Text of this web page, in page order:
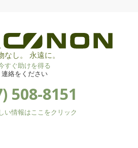
なし。 永遠に。
すぐ助けを得る
連絡をください
508-8151
い情報はここをクリック